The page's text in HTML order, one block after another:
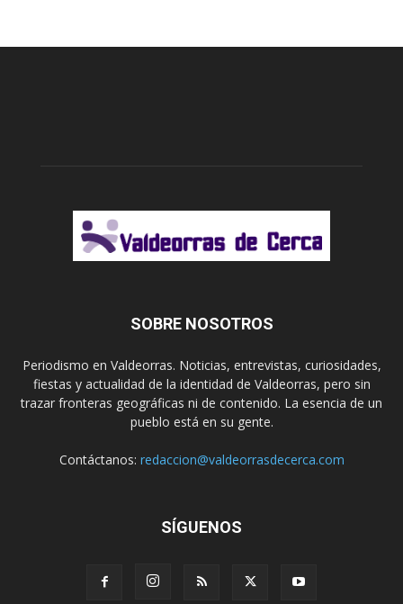
SOBRE NOSOTROS
Periodismo en Valdeorras. Noticias, entrevistas, curiosidades,
fiestas y actualidad de la identidad de Valdeorras, pero sin
trazar fronteras geográficas ni de contenido. La esencia de un
pueblo está en su gente.
Contáctanos: redaccion@valdeorrasdecerca.com
SÍGUENOS